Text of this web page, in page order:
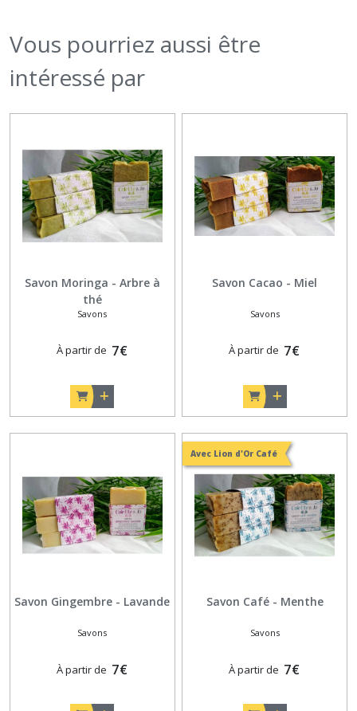
Vous pourriez aussi être
intéressé par
Savon Moringa - Arbre à
thé
Savons
À partir de 7€
Savon Cacao - Miel
Savons
À partir de 7€
Savon Gingembre - Lavande
Savons
À partir de 7€
Avec Lion d'Or Café
Savon Café - Menthe
Savons
À partir de 7€